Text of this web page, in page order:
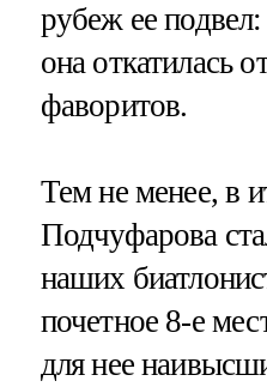
рубеж ее
она откатилась
фаворитов.
Тем не менее, в
Подчуфарова
наших
почетное 8-е
для нее